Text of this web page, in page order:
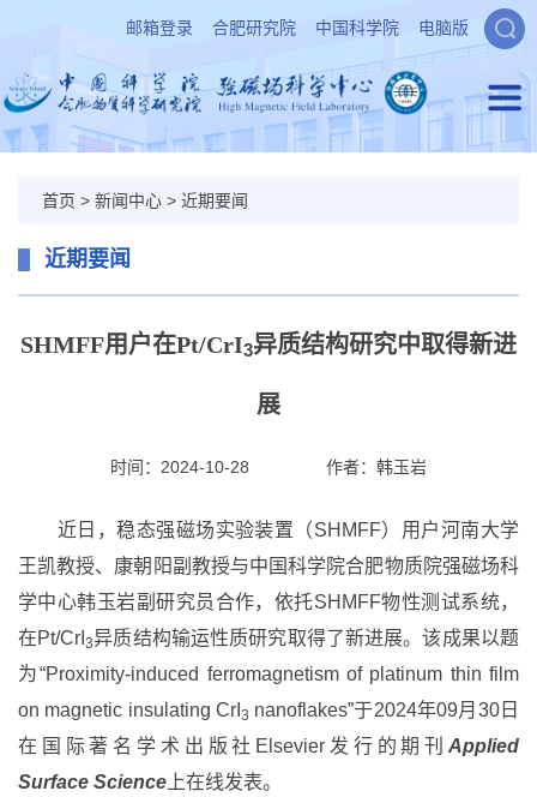
邮箱登录 合肥研究院 中国科学院 电脑版
首页 > 新闻中心 > 近期要闻
近期要闻
SHMFF用户在Pt/CrI3异质结构研究中取得新进
展
时间：2024-10-28 作者： 韩玉岩
近日，稳态强磁场实验装置（SHMFF）用户河南大学
王凯教授、康朝阳副教授与中国科学院合肥物质院强磁场科
学中心韩玉岩副研究员合作，依托SHMFF物性测试系统，
在Pt/CrI3异质结构输运性质研究取得了新进展。该成果以题
为“Proximity-induced ferromagnetism of platinum thin film
on magnetic insulating CrI 3 nanoflakes”于2024年09月30日
在国际著名学术出版社Elsevier发行的期刊 Applied
Surface Science 上在线发表。